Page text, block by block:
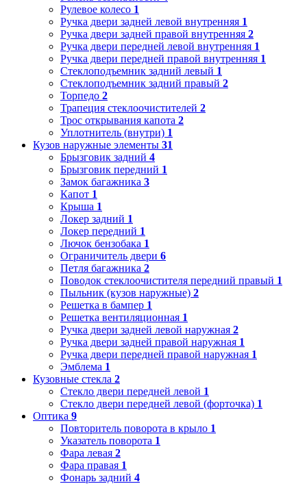
Рулевое колесо 1
Ручка двери задней левой внутренняя 1
Ручка двери задней правой внутренняя 2
Ручка двери передней левой внутренняя 1
Ручка двери передней правой внутренняя 1
Стеклоподъемник задний левый 1
Стеклоподъемник задний правый 2
Торпедо 2
Трапеция стеклоочистителей 2
Трос открывания капота 2
Уплотнитель (внутри) 1
Кузов наружные элементы 31
Брызговик задний 4
Брызговик передний 1
Замок багажника 3
Капот 1
Крыша 1
Локер задний 1
Локер передний 1
Лючок бензобака 1
Ограничитель двери 6
Петля багажника 2
Поводок стеклоочистителя передний правый 1
Пыльник (кузов наружные) 2
Решетка в бампер 1
Решетка вентиляционная 1
Ручка двери задней левой наружная 2
Ручка двери задней правой наружная 1
Ручка двери передней правой наружная 1
Эмблема 1
Кузовные стекла 2
Стекло двери передней левой 1
Стекло двери передней левой (форточка) 1
Оптика 9
Повторитель поворота в крыло 1
Указатель поворота 1
Фара левая 2
Фара правая 1
Фонарь задний 4